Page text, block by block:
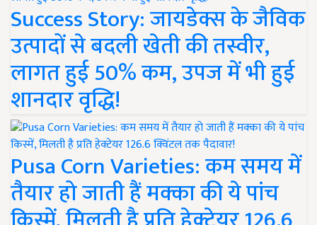
Success Story: जायडेक्स के जैविक
उत्पादों से बदली खेती की तस्वीर,
लागत हुई 50% कम, उपज में भी हुई
शानदार वृद्धि!
Pusa Corn Varieties: कम समय में
तैयार हो जाती हैं मक्का की ये पांच